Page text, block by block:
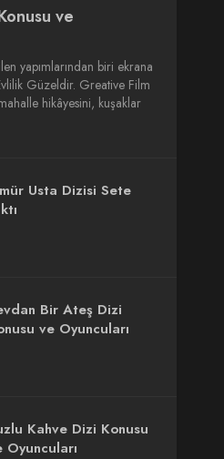
ve
yapımlarından biri ekrana
Güzeldir. Greative Film
hikâyesini, kuşaklar
Usta Dizisi Sete
Bir Ateş Dizi
ve Oyuncuları
Kahve Dizi Konusu
Oyuncuları